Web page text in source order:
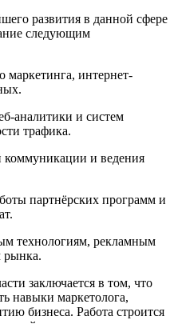
развития в данной сфере
следующим
маркетинга, интернет-
аналитики и систем
трафика.
коммуникации и ведения
партнёрских программ и
технологиям, рекламным
рынка.
заключается в том, что
навыки маркетолога,
бизнеса. Работа строится